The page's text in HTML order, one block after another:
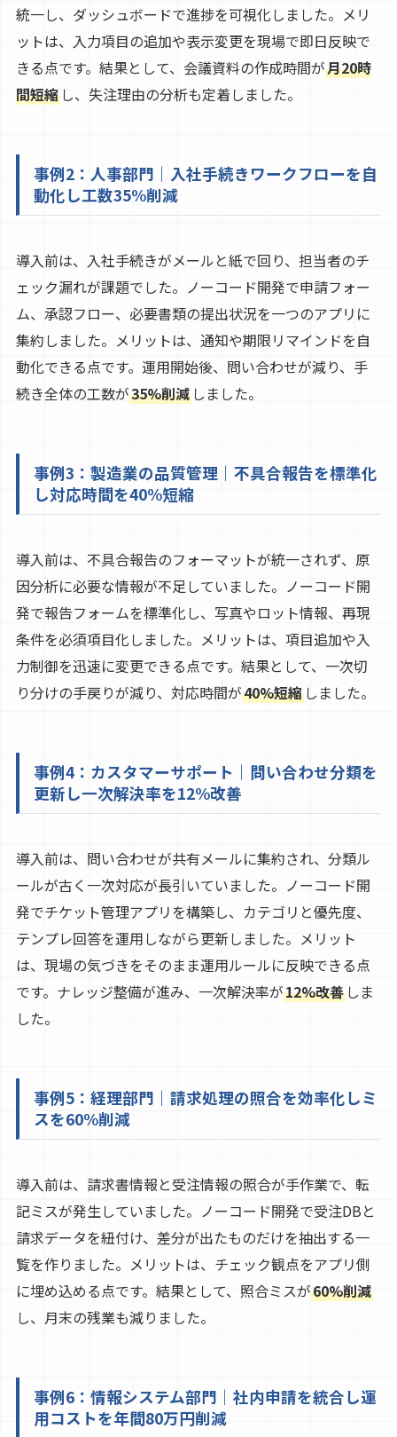
統一し、ダッシュボードで進捗を可視化しました。メリ
ットは、入力項目の追加や表示変更を現場で即日反映で
きる点です。結果として、会議資料の作成時間が月20時
間短縮し、失注理由の分析も定着しました。
事例2：人事部門｜入社手続きワークフローを自
動化し工数35%削減
導入前は、入社手続きがメールと紙で回り、担当者のチ
ェック漏れが課題でした。ノーコード開発で申請フォー
ム、承認フロー、必要書類の提出状況を一つのアプリに
集約しました。メリットは、通知や期限リマインドを自
動化できる点です。運用開始後、問い合わせが減り、手
続き全体の工数が35%削減しました。
事例3：製造業の品質管理｜不具合報告を標準化
し対応時間を40%短縮
導入前は、不具合報告のフォーマットが統一されず、原
因分析に必要な情報が不足していました。ノーコード開
発で報告フォームを標準化し、写真やロット情報、再現
条件を必須項目化しました。メリットは、項目追加や入
力制御を迅速に変更できる点です。結果として、一次切
り分けの手戻りが減り、対応時間が40%短縮しました。
事例4：カスタマーサポート｜問い合わせ分類を
更新し一次解決率を12%改善
導入前は、問い合わせが共有メールに集約され、分類ル
ールが古く一次対応が長引いていました。ノーコード開
発でチケット管理アプリを構築し、カテゴリと優先度、
テンプレ回答を運用しながら更新しました。メリット
は、現場の気づきをそのまま運用ルールに反映できる点
です。ナレッジ整備が進み、一次解決率が12%改善しま
した。
事例5：経理部門｜請求処理の照合を効率化しミ
スを60%削減
導入前は、請求書情報と受注情報の照合が手作業で、転
記ミスが発生していました。ノーコード開発で受注DBと
請求データを紐付け、差分が出たものだけを抽出する一
覧を作りました。メリットは、チェック観点をアプリ側
に埋め込める点です。結果として、照合ミスが60%削減
し、月末の残業も減りました。
事例6：情報システム部門｜社内申請を統合し運
用コストを年間80万円削減